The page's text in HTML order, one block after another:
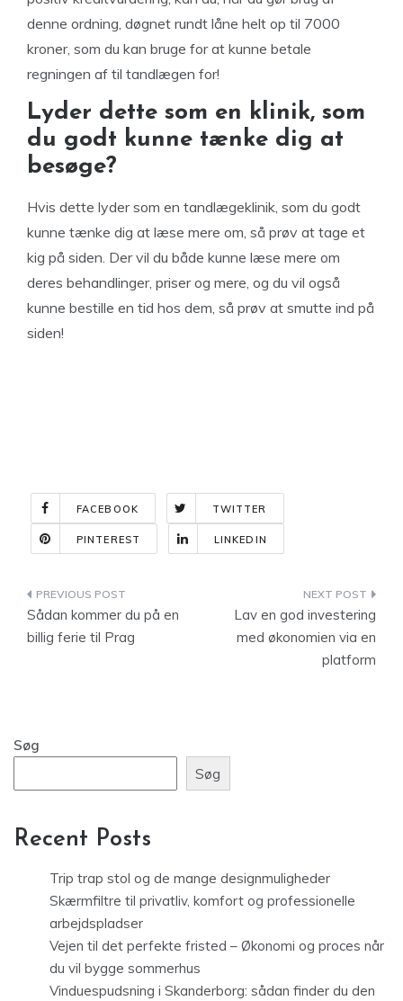
denne ordning, døgnet rundt låne helt op til 7000
kroner, som du kan bruge for at kunne betale
regningen af til tandlægen for!
Lyder dette som en klinik, som
du godt kunne tænke dig at
besøge?
Hvis dette lyder som en tandlægeklinik, som du godt
kunne tænke dig at læse mere om, så prøv at tage et
kig på siden. Der vil du både kunne læse mere om
deres behandlinger, priser og mere, og du vil også
kunne bestille en tid hos dem, så prøv at smutte ind på
siden!
FACEBOOK TWITTER
PINTEREST LINKEDIN
Indlægsnavigation
Sådan kommer du på en
billig ferie til Prag
Lav en god investering
med økonomien via en
platform
Søg
Søg
Recent Posts
Trip trap stol og de mange designmuligheder
Skærmfiltre til privatliv, komfort og professionelle
arbejdspladser
Vejen til det perfekte fristed – Økonomi og proces når
du vil bygge sommerhus
Vinduespudsning i Skanderborg: sådan finder du den